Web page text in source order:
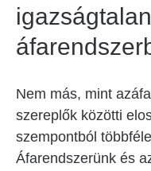
Nem más, mint
szereplők közötti
szempontból
Áfarendszerünk és